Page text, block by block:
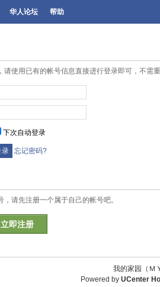
华人论坛 帮助
请使用已有的帐号信息直接进行登录即可，不需
下次自动登录
忘记密码?
请先注册一个属于自己的帐号吧。
立即注册
我的家园（
Powered by UCenter